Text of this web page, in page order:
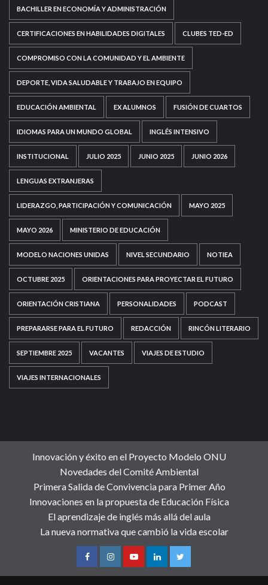
BACHILLER EN ECONOMÍA Y ADMINISTRACIÓN
CERTIFICACIONES EN HABILIDADES DIGITALES CLUBES TED-ED
COMPROMISO CON LA COMUNIDAD Y EL AMBIENTE
DEPORTE, VIDA SALUDABLE Y TRABAJO EN EQUIPO
EDUCACIÓN AMBIENTAL EX ALUMNOS FUSIÓN DE CUARTOS
IDIOMAS PARA UN MUNDO GLOBAL INGLÉS INTENSIVO
INSTITUCIONAL JULIO 2025 JUNIO 2025 JUNIO 2026
LENGUAS EXTRANJERAS
LIDERAZGO, PARTICIPACIÓN Y COMUNICACIÓN MAYO 2025
MAYO 2026 MINISTERIO DE EDUCACIÓN
MODELO NACIONES UNIDAS NIVEL SECUNDARIO NOTIEA
OCTUBRE 2025 ORIENTACIONES PARA PROYECTAR EL FUTURO
ORIENTACIÓN CRISTIANA PERSONALIDADES PODCAST
PREPARARSE PARA EL FUTURO REDACCIÓN RINCÓN LITERARIO
SEPTIEMBRE 2025 VACANTES VIAJES DE ESTUDIO
VIAJES INTERNACIONALES
Innovación y éxito en el Proyecto Modelo ONU
Novedades del Comité Ambiental
Primera Salida de Convivencia para Primer Año
Innovaciones en la propuesta de Educación Física
El aprendizaje de inglés más allá del aula
La nueva normativa que cambió la vida escolar